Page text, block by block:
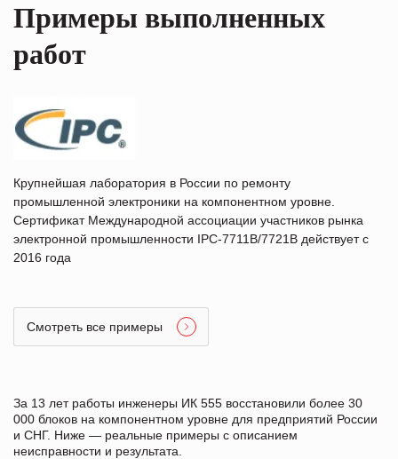
Примеры выполненных
работ
Крупнейшая лаборатория в России по ремонту
промышленной электроники на компонентном уровне.
Сертификат Международной ассоциации участников рынка
электронной промышленности IPC-7711B/7721B действует с
2016 года
Смотреть все примеры
За 13 лет работы инженеры ИК 555 восстановили более 30
000 блоков на компонентном уровне для предприятий России
и СНГ. Ниже — реальные примеры с описанием
неисправности и результата.